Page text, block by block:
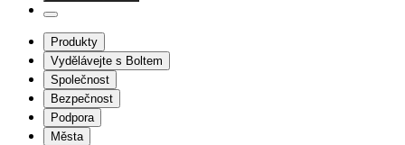
Produkty
Vydělávejte s Boltem
Společnost
Bezpečnost
Podpora
Města